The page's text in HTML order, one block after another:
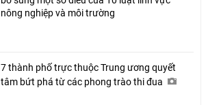
nông nghiệp và môi trường
7 thành phố trực thuộc Trung ương quyết
tâm bứt phá từ các phong trào thi đua